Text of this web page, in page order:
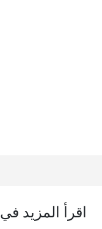
اقرأ المزيد في